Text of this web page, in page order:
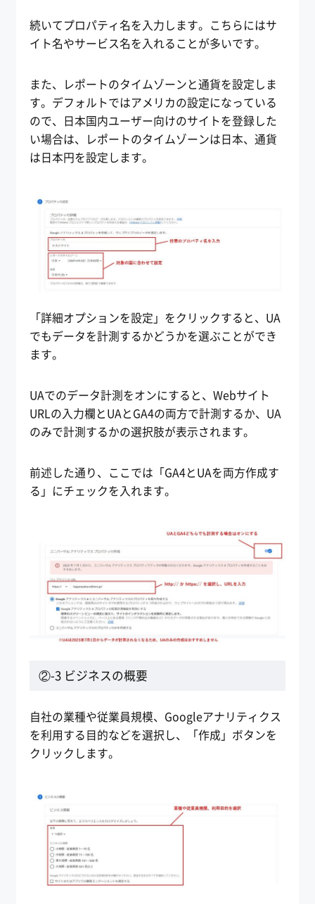
続いてプロパティ名を入力します。こちらにはサ
イト名やサービス名を入れることが多いです。
また、レポートのタイムゾーンと通貨を設定しま
す。デフォルトではアメリカの設定になっている
ので、日本国内ユーザー向けのサイトを登録した
い場合は、レポートのタイムゾーンは日本、通貨
は日本円を設定します。
「詳細オプションを設定」をクリックすると、UA
でもデータを計測するかどうかを選ぶことができ
ます。
UAでのデータ計測をオンにすると、Webサイト
URLの入力欄とUAとGA4の両方で計測するか、UA
のみで計測するかの選択肢が表示されます。
前述した通り、ここでは「GA4とUAを両方作成す
る」にチェックを入れます。
②-3 ビジネスの概要
自社の業種や従業員規模、Googleアナリティクス
を利用する目的などを選択し、「作成」ボタンを
クリックします。